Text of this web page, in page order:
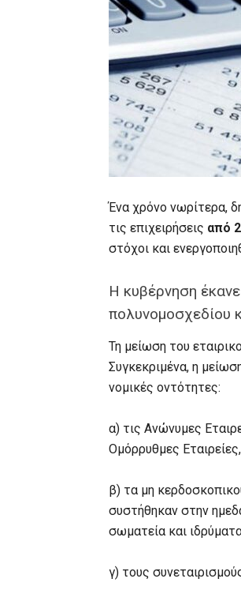
Ένα χρόνο νωρίτερα,
τις επιχειρήσεις από
στόχοι και
Η κυβέρνηση
πολυνομοσχεδίου
Τη μείωση του
Συγκεκριμένα, η
νομικές οντότητες:
α) τις Ανώνυμες
Ομόρρυθμες Εταιρείες,
β) τα μη
συστήθηκαν στην
σωματεία και
γ) τους